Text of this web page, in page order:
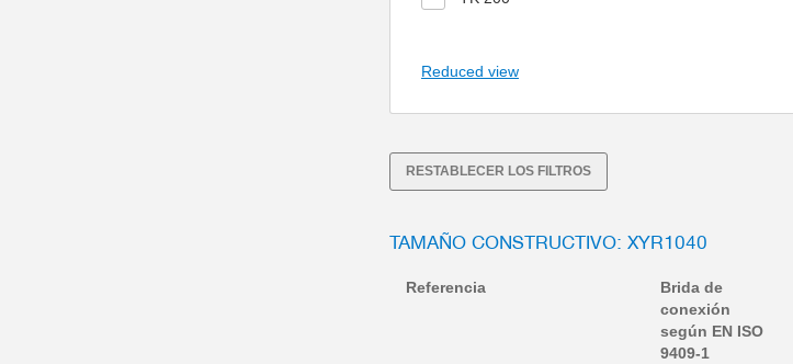
Reduced view
RESTABLECER LOS FILTROS
TAMAÑO CONSTRUCTIVO: XYR1040
Referencia
Brida de
conexión
según EN ISO
9409-1